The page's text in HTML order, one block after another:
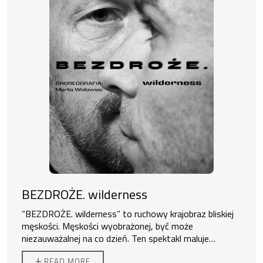
BEZDROŻE. wilderness
“BEZDROŻE. wilderness” to ruchowy krajobraz bliskiej
męskości. Męskości wyobrażonej, być może
niezauważalnej na co dzień. Ten spektakl maluje
kobieta, przedstawiając pięciu mężczyzn na scenie w
Spektakl jest wyrazem miłości i troski o mężczyzn,